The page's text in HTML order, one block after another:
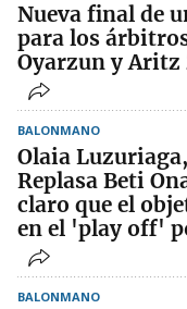
Nueva final de
para los
Oyarzun y Aritz
BALONMANO
Olaia
Replasa Beti
claro que el
en el 'play off'
BALONMANO